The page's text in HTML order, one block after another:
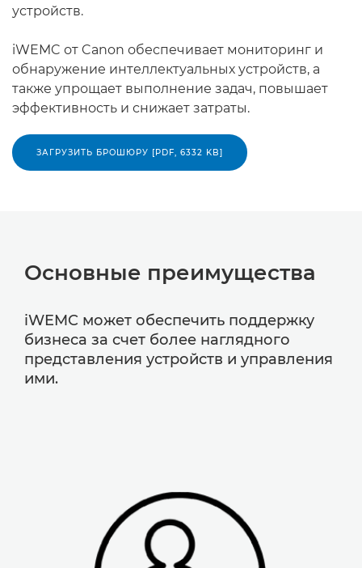
устройств.
iWEMC от Canon обеспечивает мониторинг и
обнаружение интеллектуальных устройств, а
также упрощает выполнение задач, повышает
эффективность и снижает затраты.
ЗАГРУЗИТЬ БРОШЮРУ [PDF, 6332 KB]
Основные преимущества
iWEMC может обеспечить поддержку
бизнеса за счет более наглядного
представления устройств и управления
ими.